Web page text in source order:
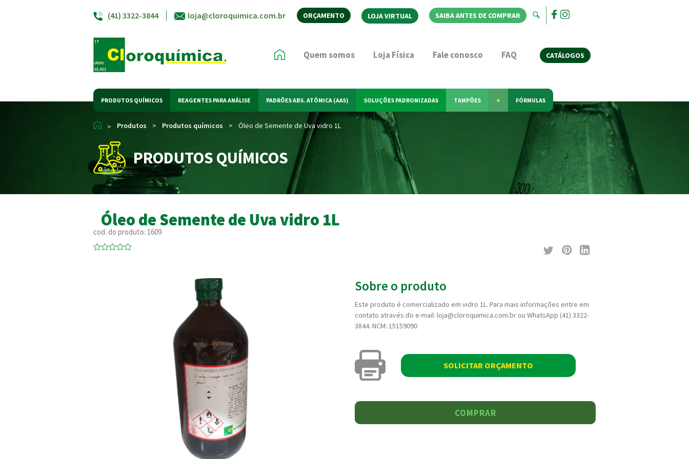
(41) 3322-3844 loja@cloroquimica.com.br ORÇAMENTO LOJA VIRTUAL SAIBA ANTES DE COMPRAR
Quem somos Loja Física Fale conosco FAQ CATÁLOGOS
PRODUTOS QUÍMICOS REAGENTES PARA ANÁLISE PADRÕES ABS. ATÔMICA (AAS) SOLUÇÕES PADRONIZADAS TAMPÕES + FÓRMULAS
> Produtos > Produtos químicos > Óleo de Semente de Uva vidro 1L
PRODUTOS QUÍMICOS
Óleo de Semente de Uva vidro 1L
cod. do produto: 1609
Sobre o produto
Este produto é comercializado em vidro 1L. Para mais informações entre em
contato através do e-mail: loja@cloroquimica.com.br ou WhatsApp (41) 3322-
3844. NCM: 15159090
SOLICITAR ORÇAMENTO
COMPRAR